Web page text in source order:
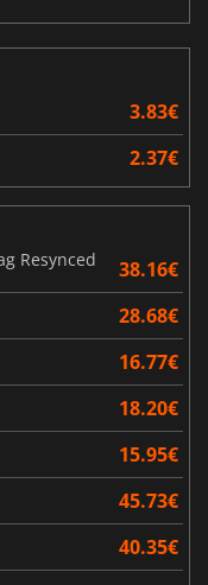
3.83€
2.37€
Resynced
38.16€
28.68€
16.77€
18.20€
15.95€
45.73€
40.35€